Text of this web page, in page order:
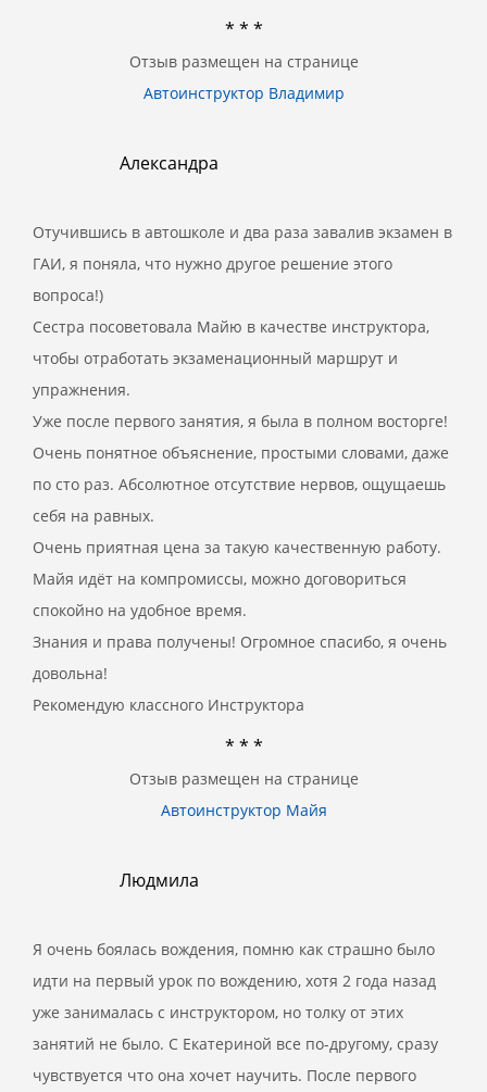
* * *
Отзыв размещен на странице
Автоинструктор Владимир
Александра
Отучившись в автошколе и два раза завалив экзамен в
ГАИ, я поняла, что нужно другое решение этого
вопроса!)
Сестра посоветовала Майю в качестве инструктора,
чтобы отработать экзаменационный маршрут и
упражнения.
Уже после первого занятия, я была в полном восторге!
Очень понятное объяснение, простыми словами, даже
по сто раз. Абсолютное отсутствие нервов, ощущаешь
себя на равных.
Очень приятная цена за такую качественную работу.
Майя идёт на компромиссы, можно договориться
спокойно на удобное время.
Знания и права получены! Огромное спасибо, я очень
довольна!
Рекомендую классного Инструктора
* * *
Отзыв размещен на странице
Автоинструктор Майя
Людмила
Я очень боялась вождения, помню как страшно было
идти на первый урок по вождению, хотя 2 года назад
уже занималась с инструктором, но толку от этих
занятий не было. С Екатериной все по-другому, сразу
чувствуется что она хочет научить. После первого